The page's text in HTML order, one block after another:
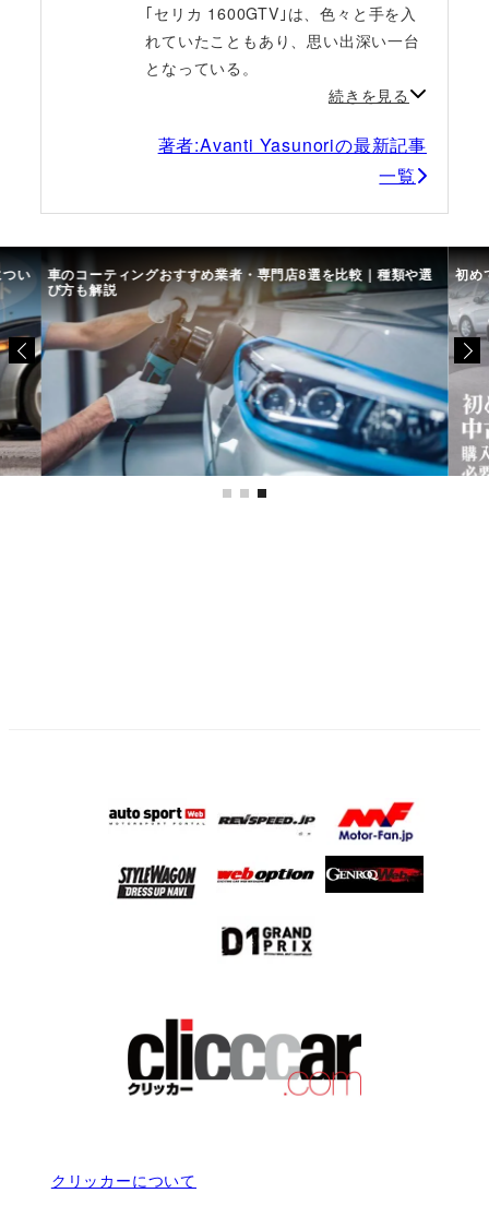
｢セリカ 1600GTV｣は、色々と手を入
れていたこともあり、思い出深い一台
となっている。
続きを見る
著者:Avanti Yasunoriの最新記事
一覧
い 車のコーティングおすすめ業者・専門店8選を比較｜種類や選
び方も解説
初め
クリッカーについて